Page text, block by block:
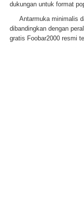
dukungan untuk format
Antarmuka minimalis
dibandingkan dengan
gratis Foobar2000 resmi